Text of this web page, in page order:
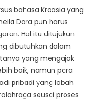
bahasa Kroasia yang
Dara pun harus
Hal itu ditujukan
dibutuhkan dalam
yang mengajak
baik, namun para
pribadi yang lebah
seusai proses